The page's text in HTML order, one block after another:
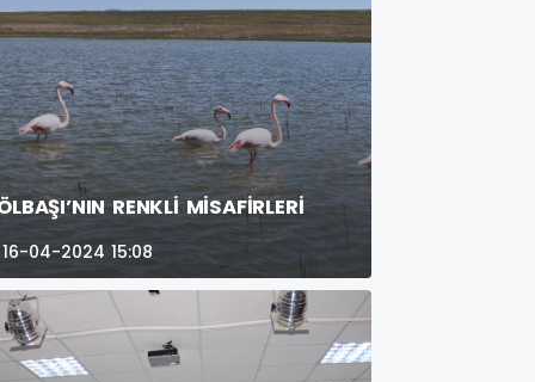
RENKLİ MİSAFİRLERİ
16-04-2024 15:08